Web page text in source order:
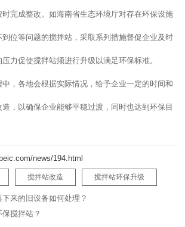
完成整改。如海南省生态环境厅对存在环保设施
位等问题的搅拌站，采取系列措施督促企业及时
力促使搅拌站须进行升级以满足环保标准。
，各地会根据实际情况，给予企业一定的时间和
，以确保企业能够平稳过渡，同时也达到环保目
news/194.html
搅拌站改造 搅拌站环保升级
来的旧设备如何处理？
搅拌站？